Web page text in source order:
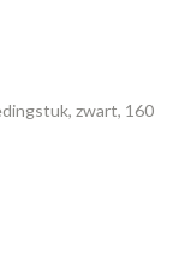
zwart, 160